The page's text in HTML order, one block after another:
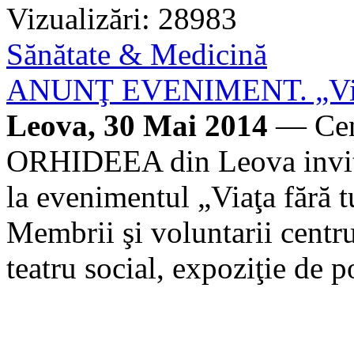
Vizualizări: 28983
Sănătate & Medicină
ANUNŢ EVENIMENT.
Leova, 30 Mai 2014 —
ORHIDEEA din Leova
la evenimentul „Viaţa fără
Membrii şi voluntarii
teatru social, expoziţie de